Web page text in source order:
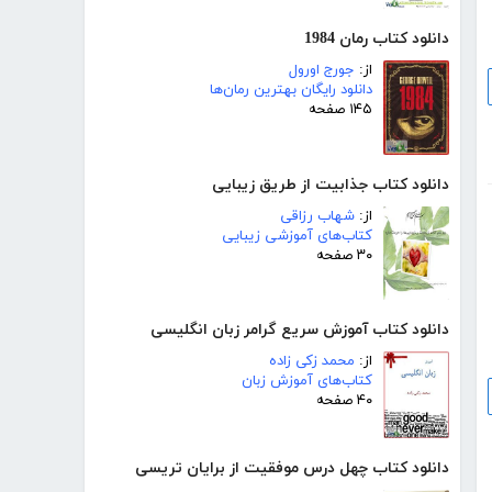
دانلود کتاب رمان 1984
از: جورج اورول
دانلود رایگان بهترین رمان‌ها
۱۴۵ صفحه
دانلود کتاب جذابیت از طریق زیبایی
از: شهاب رزاقی
کتاب‌های آموزشی زیبایی
۳۰ صفحه
دانلود کتاب آموزش سریع گرامر زبان انگلیسی
از: محمد زکی زاده
کتاب‌های آموزش زبان
۴۰ صفحه
دانلود کتاب چهل درس موفقیت از برایان تریسی